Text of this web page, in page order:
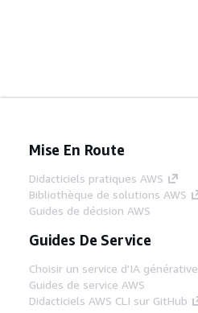
Mise En Route
Didacticiels pratiques AWS
Bibliothèque de solutions AWS
Guides de décision AWS
Guides De Service
Choisir un service d'IA générative
Guides de service AWS
Didacticiels AWS CLI sur GitHub